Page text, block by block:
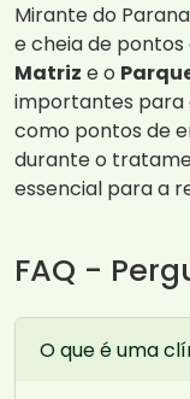
Mirante do
e cheia de
Matriz e o
importantes para
como pontos de
durante o
essencial para a
FAQ -
O que é uma